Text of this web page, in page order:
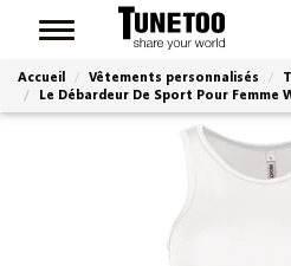
Accueil Vêtements personnalisés
Le Débardeur De Sport Pour Femme